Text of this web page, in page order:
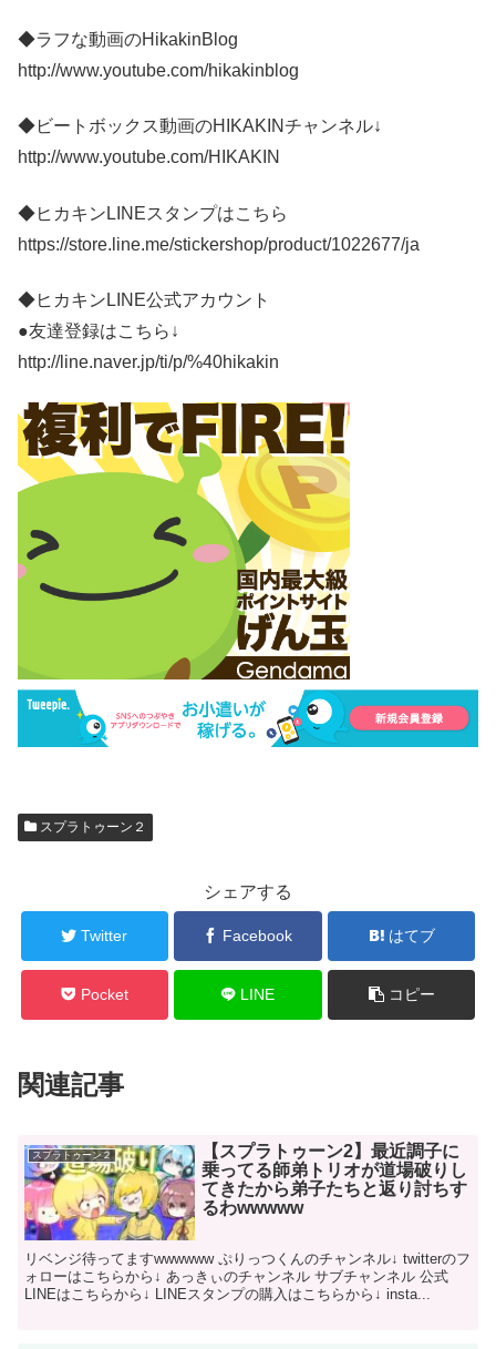
◆ラフな動画のHikakinBlog
http://www.youtube.com/hikakinblog
◆ビートボックス動画のHIKAKINチャンネル↓
http://www.youtube.com/HIKAKIN
◆ヒカキンLINEスタンプはこちら
https://store.line.me/stickershop/product/1022677/ja
◆ヒカキンLINE公式アカウント
●友達登録はこちら↓
http://line.naver.jp/ti/p/%40hikakin
スプラトゥーン２
シェアする
Twitter Facebook はてブ
Pocket LINE コピー
関連記事
スプラトゥーン２
【スプラトゥーン2】最近調子に
乗ってる師弟トリオが道場破りし
てきたから弟子たちと返り討ちす
るわwwwww
リベンジ待ってますwwwwww ぷりっつくんのチャンネル↓ twitterのフ
ォローはこちらから↓ あっきぃのチャンネル サブチャンネル 公式
LINEはこちらから↓ LINEスタンプの購入はこちらから↓ insta...